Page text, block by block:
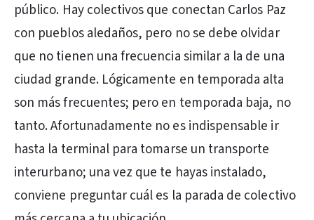
público. Hay colectivos que conectan Carlos Paz
con pueblos aledaños, pero no se debe olvidar
que no tienen una frecuencia similar a la de una
ciudad grande. Lógicamente en temporada alta
son más frecuentes; pero en temporada baja, no
tanto. Afortunadamente no es indispensable ir
hasta la terminal para tomarse un transporte
interurbano; una vez que te hayas instalado,
conviene preguntar cuál es la parada de colectivo